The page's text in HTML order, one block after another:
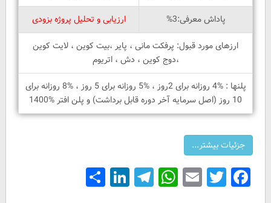
پاداش معرفی:3%
ارزیابی و تحلیل پروژه بزودی
ارزهای مورد قبول: پرفکت مانی ، پایر ،بیت کوین ، لایت کوین
،دوج کوین ، دش ، اتریوم
پلنها : %4 روزانه برای 2روز ، %5 روزانه برای 5 روز ، %8 روزانه برای
10 روز (اصل سرمایه آخر دوره قابل برداشت) و پلن افتر %1400
Facebook
Twitter
Email
WhatsApp
Telegram
LinkedIn
Share